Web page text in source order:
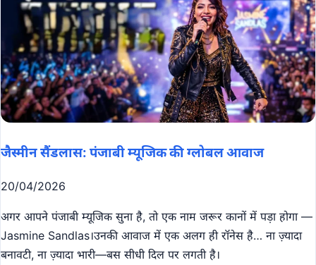
जैस्मीन सैंडलास: पंजाबी म्यूजिक की ग्लोबल आवाज
20/04/2026
अगर आपने पंजाबी म्यूजिक सुना है, तो एक नाम जरूर कानों में पड़ा होगा —
Jasmine Sandlas।उनकी आवाज में एक अलग ही रॉनेस है… ना ज़्यादा
बनावटी, ना ज़्यादा भारी—बस सीधी दिल पर लगती है।